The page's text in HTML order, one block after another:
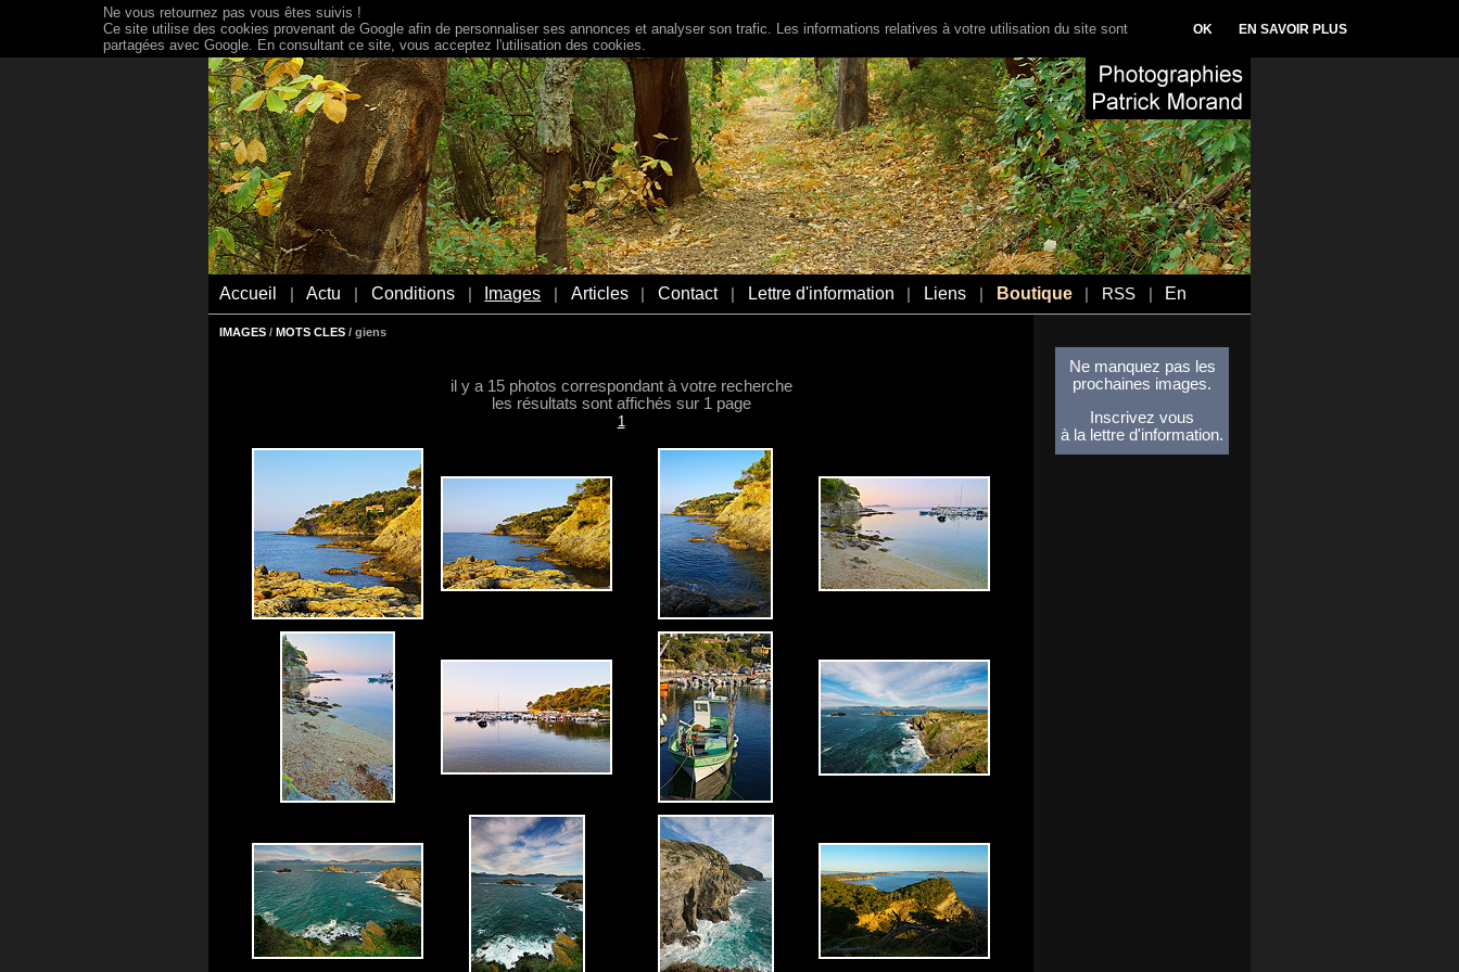
Accueil Actu Conditions Images Articles Contact Lettre d'information Liens Boutique RSS En
IMAGES / MOTS CLES / giens
il y a 15 photos correspondant à votre recherche
les résultats sont affichés sur 1 page
1
Ne manquez pas les
prochaines images.
Inscrivez vous
à la lettre d'information.
Ne vous retournez pas vous êtes suivis !
Ce site utilise des cookies provenant de Google afin de personnaliser ses annonces et analyser son trafic. Les informations relatives à votre utilisation du site sont
partagées avec Google. En consultant ce site, vous acceptez l'utilisation des cookies.
OK EN SAVOIR PLUS